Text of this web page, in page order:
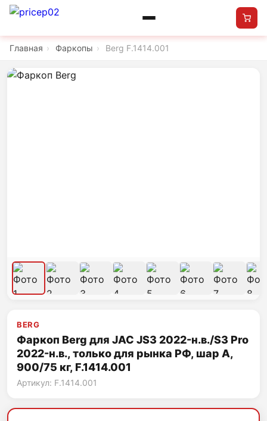
Главная › Фаркопы › Berg F.1414.001
BERG
Фаркоп Berg для JAC JS3 2022-н.в./S3 Pro
2022-н.в., только для рынка РФ, шар A,
900/75 кг, F.1414.001
Артикул: F.1414.001